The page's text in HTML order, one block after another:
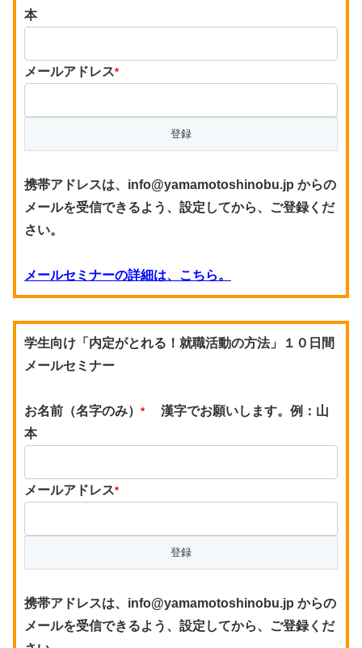
本
メールアドレス*
携帯アドレスは、info@yamamotoshinobu.jp からの
メールを受信できるよう、設定してから、ご登録くだ
さい。
メールセミナーの詳細は、こちら。
学生向け「内定がとれる！就職活動の方法」１０日間
メールセミナー
お名前（名字のみ） *
漢字でお願いします。例：山
本
メールアドレス*
携帯アドレスは、info@yamamotoshinobu.jp からの
メールを受信できるよう、設定してから、ご登録くだ